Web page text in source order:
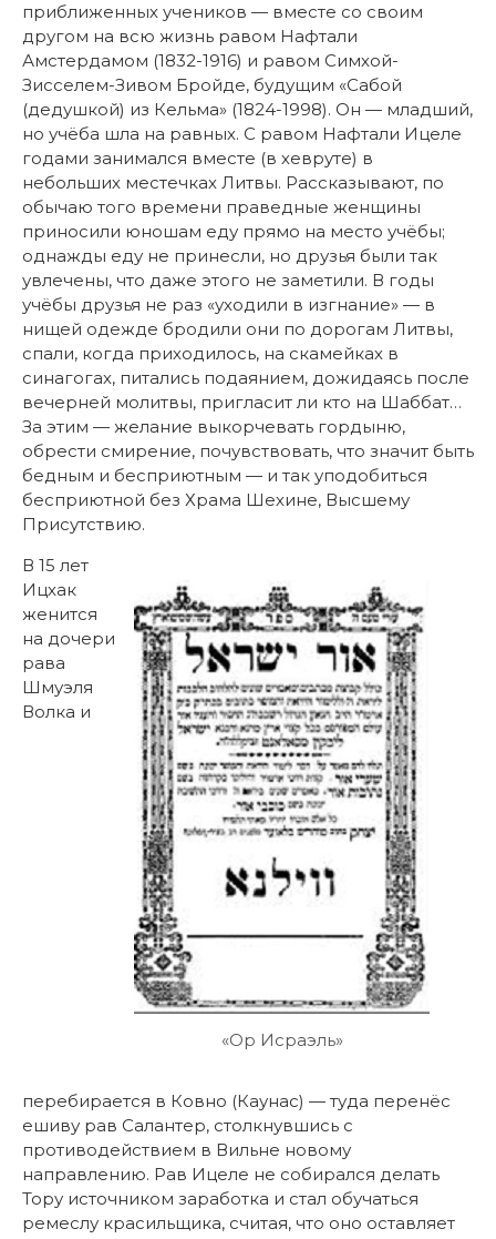
приближенных учеников — вместе со своим
другом на всю жизнь равом Нафтали
Амстердамом (1832-1916) и равом Симхой-
Зисселем-Зивом Бройде, будущим «Сабой
(дедушкой) из Кельма» (1824-1998). Он — младший,
но учёба шла на равных. С равом Нафтали Ицеле
годами занимался вместе (в хевруте) в
небольших местечках Литвы. Рассказывают, по
обычаю того времени праведные женщины
приносили юношам еду прямо на место учёбы;
однажды еду не принесли, но друзья были так
увлечены, что даже этого не заметили. В годы
учёбы друзья не раз «уходили в изгнание» — в
нищей одежде бродили они по дорогам Литвы,
спали, когда приходилось, на скамейках в
синагогах, питались подаянием, дожидаясь после
вечерней молитвы, пригласит ли кто на Шаббат…
За этим — желание выкорчевать гордыню,
обрести смирение, почувствовать, что значит быть
бедным и бесприютным — и так уподобиться
бесприютной без Храма Шехине, Высшему
Присутствию.
«Ор Исраэль»
В 15 лет
Ицхак
женится
на дочери
рава
Шмуэля
Волка и
перебирается в Ковно (Каунас) — туда перенёс
ешиву рав Салантер, столкнувшись с
противодействием в Вильне новому
направлению. Рав Ицеле не собирался делать
Тору источником заработка и стал обучаться
ремеслу красильщика, считая, что оно оставляет